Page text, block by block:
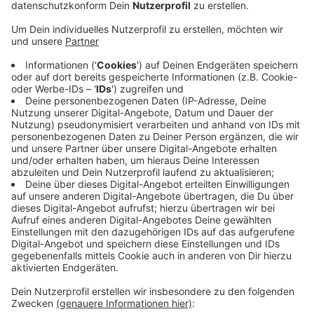
Mittwoch, 04.10.2023 16:47
Mit Klassikern wie „Whiskey In The Jar“, „Seven
Drunken Nights“ oder “The Wild Rover” lädt die Band
jung und alt sie jeden zum Mitsingen und Tanzen ein.
Montag 13. Oktober 2023, 20 Uhr
Savoy Theater,Graf-Adolf-Straße 47, 40215
Düsseldorf
Tickets gibt'shier
Anzeige